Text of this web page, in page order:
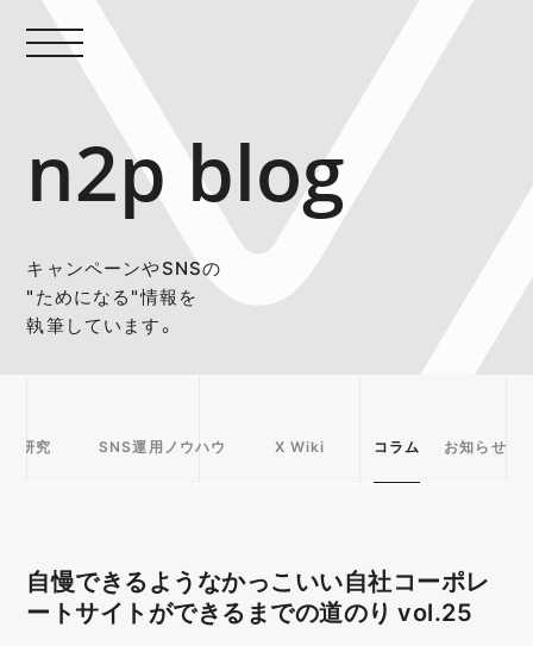
n2p blog
キャンペーンやSNSの
"ためになる"情報を
執筆しています。
研究 SNS運用ノウハウ X Wiki コラム お知らせ
自慢できるようなかっこいい自社コーポレ
ートサイトができるまでの道のり vol.25